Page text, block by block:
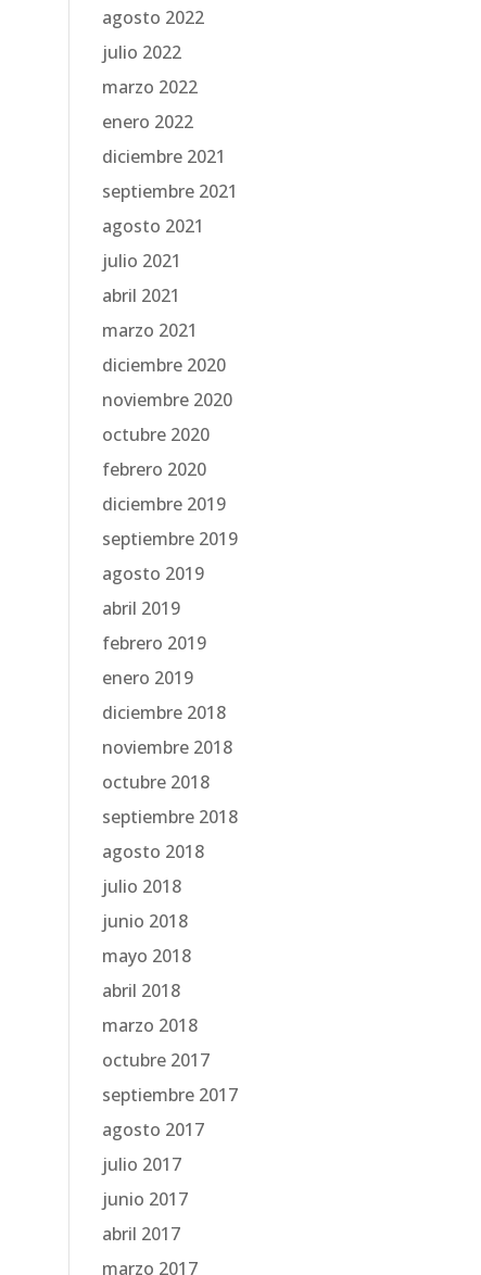
agosto 2022
julio 2022
marzo 2022
enero 2022
diciembre 2021
septiembre 2021
agosto 2021
julio 2021
abril 2021
marzo 2021
diciembre 2020
noviembre 2020
octubre 2020
febrero 2020
diciembre 2019
septiembre 2019
agosto 2019
abril 2019
febrero 2019
enero 2019
diciembre 2018
noviembre 2018
octubre 2018
septiembre 2018
agosto 2018
julio 2018
junio 2018
mayo 2018
abril 2018
marzo 2018
octubre 2017
septiembre 2017
agosto 2017
julio 2017
junio 2017
abril 2017
marzo 2017